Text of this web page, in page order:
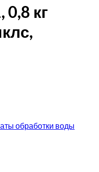
0,8 кг
обработки воды